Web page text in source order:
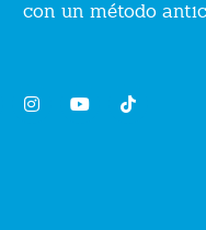
con un método